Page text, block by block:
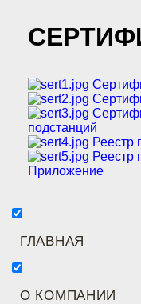
подстанций
Реестр
Реестр
Приложение
ГЛАВНАЯ
О КОМПАНИИ